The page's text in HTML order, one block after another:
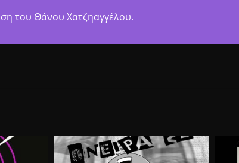
του Θάνου Χατζηαγγέλου.